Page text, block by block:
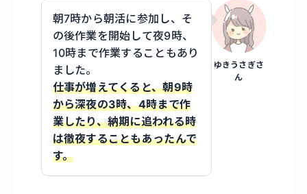
ゆきうさぎさ
ん
朝7時から朝活に参加し、そ
の後作業を開始して夜9時、
10時まで作業することもあり
ました。
仕事が増えてくると、朝9時
から深夜の3時、4時まで作
業したり、納期に追われる時
は徹夜することもあったんで
す。